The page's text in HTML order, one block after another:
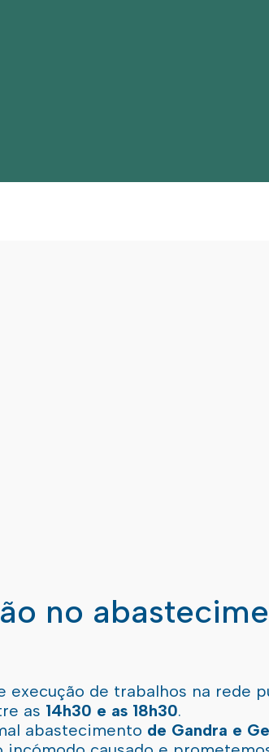
no
execução de trabalhos na rede
as 14h30 e as 18h30.
abastecimento de Gandra e